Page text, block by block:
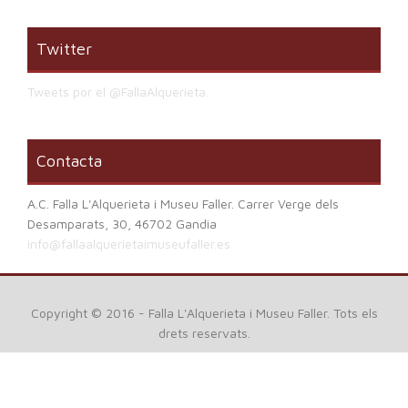
Twitter
Tweets por el @FallaAlquerieta.
Contacta
A.C. Falla L'Alquerieta i Museu Faller. Carrer Verge dels
Desamparats, 30, 46702 Gandia
info@fallaalquerietaimuseufaller.es
Copyright © 2016 - Falla L'Alquerieta i Museu Faller. Tots els
drets reservats.